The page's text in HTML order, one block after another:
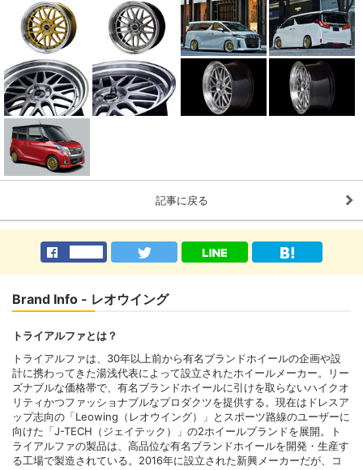
記事に戻る
Brand Info - レオウイング
トライアルファとは？
トライアルファは、30年以上前から有名ブランドホイールの企画や設
計に携わってきた湯浅代表によって設立されたホイールメーカー。リー
ズナブルな価格帯で、有名ブランドホイールに引けを取らないハイクオ
リティかつファッショナブルなプロダクツを提供する。現在はドレスア
ップ志向の「Leowing（レオウイング）」とスポーツ路線のユーザーに
向けた「J-TECH（ジェイテック）」の2ホイールブランドを展開。ト
ライアルファの製品は、高品位な有名ブランドホイールを開発・生産す
る工場で製造されている。2016年に設立された新興メーカーだが、コ